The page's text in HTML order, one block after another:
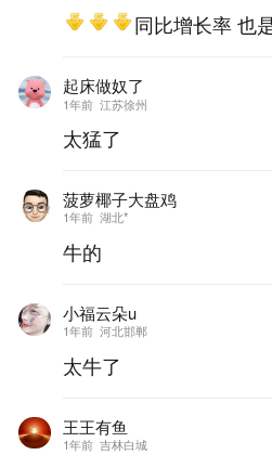
同比增长率 也
起床做奴了
1年前 江苏徐州
太猛了
菠萝椰子大盘鸡
1年前 湖北*
牛的
小福云朵u
1年前 河北邯郸
太牛了
王王有鱼
1年前 吉林白城